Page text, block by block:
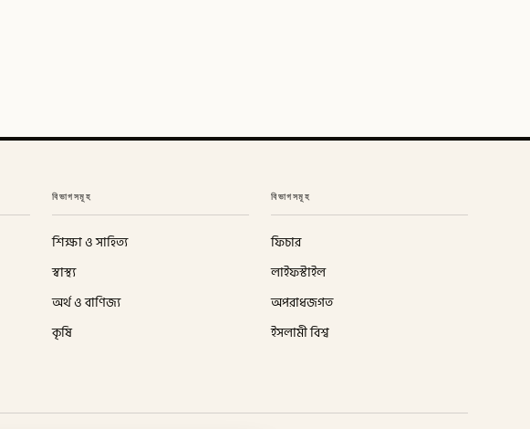
বিভাগসমূহ
শিক্ষা ও সাহিত্য
স্বাস্থ্য
অর্থ ও বাণিজ্য
কৃষি
বিভাগসমূহ
ফিচার
লাইফস্টাইল
অপরাধজগত
ইসলামী বিশ্ব